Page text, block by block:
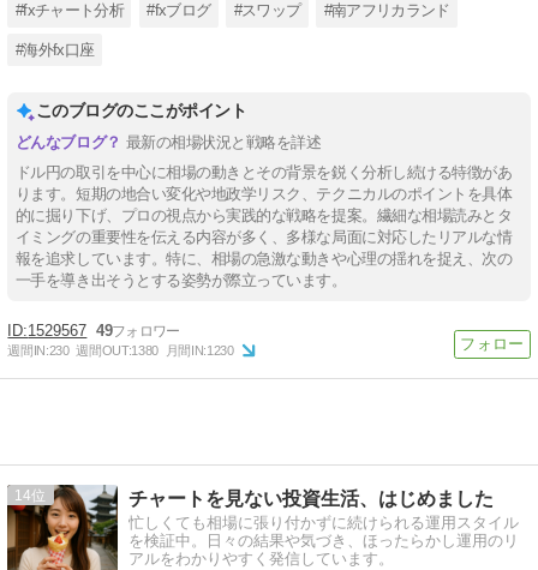
#fxチャート分析 #fxブログ #スワップ #南アフリカランド
#海外fx口座
このブログのここがポイント
最新の相場状況と戦略を詳述
ドル円の取引を中心に相場の動きとその背景を鋭く分析し続ける特徴があ
ります。短期の地合い変化や地政学リスク、テクニカルのポイントを具体
的に掘り下げ、プロの視点から実践的な戦略を提案。繊細な相場読みとタ
イミングの重要性を伝える内容が多く、多様な局面に対応したリアルな情
報を追求しています。特に、相場の急激な動きや心理の揺れを捉え、次の
一手を導き出そうとする姿勢が際立っています。
1529567 49
週間IN:230 週間OUT:1380 月間IN:1230
14 チャートを見ない投資生活、はじめました
忙しくても相場に張り付かずに続けられる運用スタイル
を検証中。日々の結果や気づき、ほったらかし運用のリ
アルをわかりやすく発信しています。